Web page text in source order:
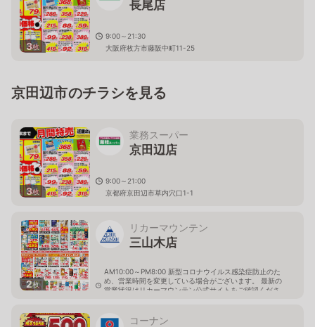
3枚
長尾店
9:00～21:30
大阪府枚方市藤阪中町11-25
京田辺市のチラシを見る
3枚
業務スーパー
京田辺店
9:00～21:00
京都府京田辺市草内穴口1-1
2枚
リカーマウンテン
三山木店
AM10:00～PM8:00 新型コロナウイルス感染症防止のた
め、営業時間を変更している場合がございます。 最新の
営業状況はリカーマウンテン公式サイトをご確認くださ
コーナン